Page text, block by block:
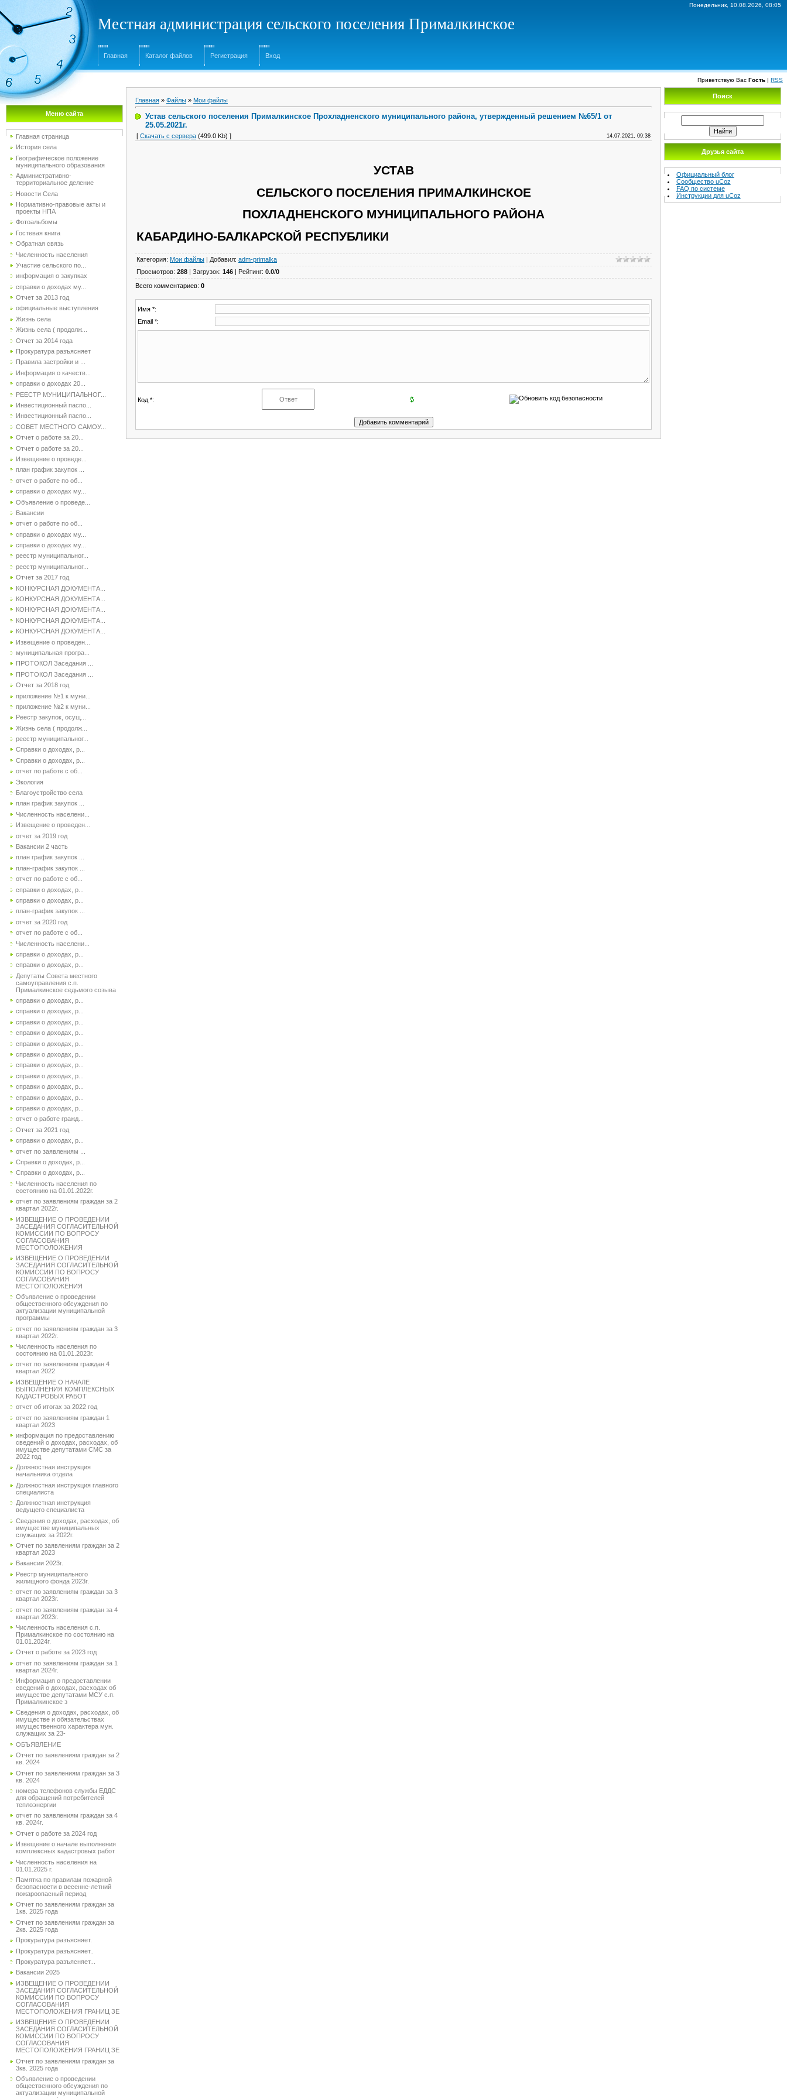
Понедельник, 10.08.2026, 08:05
Местная администрация сельского поселения Прималкинское
Главная Каталог файлов Регистрация Вход
Приветствую Вас Гость | RSS
Меню сайта
Главная страница
История села
Географическое положение
муниципального образования
Административно-
территориальное деление
Новости Села
Нормативно-правовые акты и
проекты НПА
Фотоальбомы
Гостевая книга
Обратная связь
Численность населения
Участие сельского по...
информация о закупках
справки о доходах му...
Отчет за 2013 год
официальные выступления
Жизнь села
Жизнь села ( продолж...
Отчет за 2014 года
Прокуратура разъясняет
Правила застройки и ...
Информация о качеств...
справки о доходах 20...
РЕЕСТР МУНИЦИПАЛЬНОГ...
Инвестиционный паспо...
Инвестиционный паспо...
СОВЕТ МЕСТНОГО САМОУ...
Отчет о работе за 20...
Отчет о работе за 20...
Извещение о проведе...
план график закупок ...
отчет о работе по об...
справки о доходах му...
Объявление о проведе...
Вакансии
отчет о работе по об...
справки о доходах му...
справки о доходах му...
реестр муниципальног...
реестр муниципальног...
Отчет за 2017 год
КОНКУРСНАЯ ДОКУМЕНТА...
КОНКУРСНАЯ ДОКУМЕНТА...
КОНКУРСНАЯ ДОКУМЕНТА...
КОНКУРСНАЯ ДОКУМЕНТА...
КОНКУРСНАЯ ДОКУМЕНТА...
Извещение о проведен...
муниципальная програ...
ПРОТОКОЛ Заседания ...
ПРОТОКОЛ Заседания ...
Отчет за 2018 год
приложение №1 к муни...
приложение №2 к муни...
Реестр закупок, осущ...
Жизнь села ( продолж...
реестр муниципальног...
Справки о доходах, р...
Справки о доходах, р...
отчет по работе с об...
Экология
Благоустройство села
план график закупок ...
Численность населени...
Извещение о проведен...
отчет за 2019 год
Вакансии 2 часть
план график закупок ...
план-график закупок ...
отчет по работе с об...
справки о доходах, р...
справки о доходах, р...
план-график закупок ...
отчет за 2020 год
отчет по работе с об...
Численность населени...
справки о доходах, р...
справки о доходах, р...
Депутаты Совета местного
самоуправления с.п.
Прималкинское седьмого созыва
справки о доходах, р...
справки о доходах, р...
справки о доходах, р...
справки о доходах, р...
справки о доходах, р...
справки о доходах, р...
справки о доходах, р...
справки о доходах, р...
справки о доходах, р...
справки о доходах, р...
справки о доходах, р...
отчет о работе гражд...
Отчет за 2021 год
справки о доходах, р...
отчет по заявлениям ...
Справки о доходах, р...
Справки о доходах, р...
Численность населения по
состоянию на 01.01.2022г.
отчет по заявлениям граждан за 2
квартал 2022г.
ИЗВЕЩЕНИЕ О ПРОВЕДЕНИИ
ЗАСЕДАНИЯ СОГЛАСИТЕЛЬНОЙ
КОМИССИИ ПО ВОПРОСУ
СОГЛАСОВАНИЯ
МЕСТОПОЛОЖЕНИЯ
ИЗВЕЩЕНИЕ О ПРОВЕДЕНИИ
ЗАСЕДАНИЯ СОГЛАСИТЕЛЬНОЙ
КОМИССИИ ПО ВОПРОСУ
СОГЛАСОВАНИЯ
МЕСТОПОЛОЖЕНИЯ
Объявление о проведении
общественного обсуждения по
актуализации муниципальной
программы
отчет по заявлениям граждан за 3
квартал 2022г.
Численность населения по
состоянию на 01.01.2023г.
отчет по заявлениям граждан 4
квартал 2022
ИЗВЕЩЕНИЕ О НАЧАЛЕ
ВЫПОЛНЕНИЯ КОМПЛЕКСНЫХ
КАДАСТРОВЫХ РАБОТ
отчет об итогах за 2022 год
отчет по заявлениям граждан 1
квартал 2023
информация по предоставлению
сведений о доходах, расходах, об
имуществе депутатами СМС за
2022 год
Должностная инструкция
начальника отдела
Должностная инструкция главного
специалиста
Должностная инструкция
ведущего специалиста
Сведения о доходах, расходах, об
имуществе муниципальных
служащих за 2022г.
Отчет по заявлениям граждан за 2
квартал 2023
Вакансии 2023г.
Реестр муниципального
жилищного фонда 2023г.
отчет по заявлениям граждан за 3
квартал 2023г.
отчет по заявлениям граждан за 4
квартал 2023г.
Численность населения с.п.
Прималкинское по состоянию на
01.01.2024г.
Отчет о работе за 2023 год
отчет по заявлениям граждан за 1
квартал 2024г.
Информация о предоставлении
сведений о доходах, расходах об
имуществе депутатами МСУ с.п.
Прималкинское з
Сведения о доходах, расходах, об
имуществе и обязательствах
имущественного характера мун.
служащих за 23-
ОБЪЯВЛЕНИЕ
Отчет по заявлениям граждан за 2
кв. 2024
Отчет по заявлениям граждан за 3
кв. 2024
номера телефонов службы ЕДДС
для обращений потребителей
теплоэнергии
отчет по заявлениям граждан за 4
кв. 2024г.
Отчет о работе за 2024 год
Извещение о начале выполнения
комплексных кадастровых работ
Численность населения на
01.01.2025 г.
Памятка по правилам пожарной
безопасности в весенне-летний
пожароопасный период
Отчет по заявлениям граждан за
1кв. 2025 года
Отчет по заявлениям граждан за
2кв. 2025 года
Прокуратура разъясняет.
Прокуратура разъясняет..
Прокуратура разъясняет...
Вакансии 2025
ИЗВЕЩЕНИЕ О ПРОВЕДЕНИИ
ЗАСЕДАНИЯ СОГЛАСИТЕЛЬНОЙ
КОМИССИИ ПО ВОПРОСУ
СОГЛАСОВАНИЯ
МЕСТОПОЛОЖЕНИЯ ГРАНИЦ ЗЕ
ИЗВЕЩЕНИЕ О ПРОВЕДЕНИИ
ЗАСЕДАНИЯ СОГЛАСИТЕЛЬНОЙ
КОМИССИИ ПО ВОПРОСУ
СОГЛАСОВАНИЯ
МЕСТОПОЛОЖЕНИЯ ГРАНИЦ ЗЕ
Отчет по заявлениям граждан за
3кв. 2025 года
Объявление о проведении
общественного обсуждения по
актуализации муниципальной
Главная » Файлы » Мои файлы
Устав сельского поселения Прималкинское Прохладненского муниципального района, утвержденный решением №65/1 от
25.05.2021г.
[ Скачать с сервера (499.0 Kb) ] 14.07.2021, 09:38
УСТАВ
СЕЛЬСКОГО ПОСЕЛЕНИЯ ПРИМАЛКИНСКОЕ
ПОХЛАДНЕНСКОГО МУНИЦИПАЛЬНОГО РАЙОНА
КАБАРДИНО-БАЛКАРСКОЙ РЕСПУБЛИКИ
Категория: Мои файлы | Добавил: adm-primalka
Просмотров: 288 | Загрузок: 146 | Рейтинг: 0.0/0
Всего комментариев: 0
Имя *:
Email *:
Код *:
Поиск
Друзья сайта
Официальный блог
Сообщество uCoz
FAQ по системе
Инструкции для uCoz